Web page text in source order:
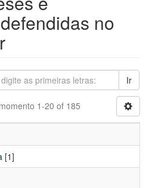
no
Ir
1-20 of 185
[1]